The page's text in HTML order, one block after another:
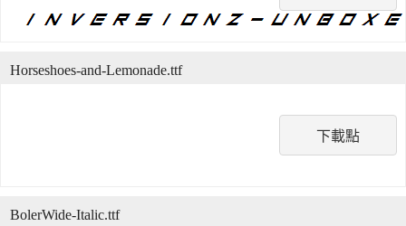
下載點
Horseshoes-and-Lemonade.ttf
BolerWide-Italic.ttf